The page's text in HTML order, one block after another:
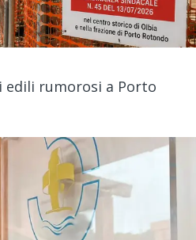
edili rumorosi a Porto